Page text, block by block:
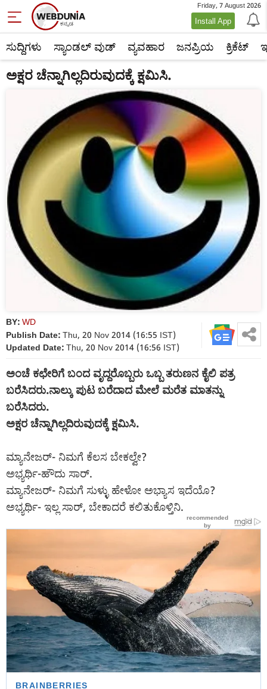
Friday, 7 August 2026
Install App
ಸುದ್ದಿಗಳು ಸ್ಯಾಂಡಲ್ ವುಡ್ ವ್ಯವಹಾರ ಜನಪ್ರಿಯ ಕ್ರಿಕೆಟ್‌
ಅಕ್ಷರ ಚೆನ್ನಾಗಿಲ್ಲದಿರುವುದಕ್ಕೆ ಕ್ಷಮಿಸಿ.
BY: WD
Publish Date: Thu, 20 Nov 2014 (16:55 IST)
Updated Date: Thu, 20 Nov 2014 (16:56 IST)
ಅಂಚೆ ಕಛೇರಿಗೆ ಬಂದ ವೃದ್ದರೊಬ್ಬರು ಒಬ್ಬ ತರುಣನ ಕೈಲಿ ಪತ್ರ
ಬರೆಸಿದರು.ನಾಲ್ಕು ಪುಟ ಬರೆದಾದ ಮೇಲೆ ಮರೆತ ಮಾತನ್ನು
ಬರೆಸಿದರು.
ಅಕ್ಷರ ಚೆನ್ನಾಗಿಲ್ಲದಿರುವುದಕ್ಕೆ ಕ್ಷಮಿಸಿ.
ಮ್ಯಾನೇಜರ್- ನಿಮಗೆ ಕೆಲಸ ಬೇಕಲ್ವೇ?
ಅಭ್ಯರ್ಥಿ-ಹೌದು ಸಾರ್.
ಮ್ಯಾನೇಜರ್- ನಿಮಗೆ ಸುಳ್ಳು ಹೇಳೋ ಅಭ್ಯಾಸ ಇದೆಯೊ?
ಅಭ್ಯರ್ಥಿ- ಇಲ್ಲ ಸಾರ್, ಬೇಕಾದರೆ ಕಲಿತುಕೊಳ್ತಿನಿ.